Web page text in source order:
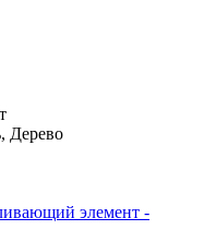
Дерево
элемент -